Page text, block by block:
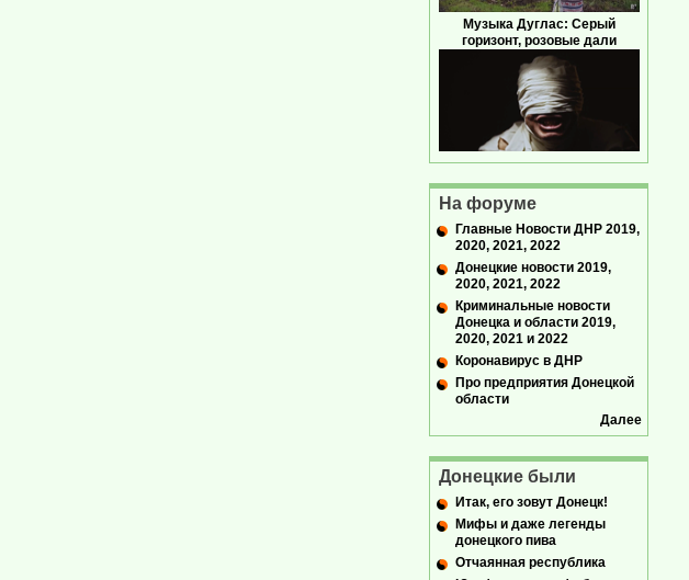
Музыка Дуглас: Серый
горизонт, розовые дали
На форуме
Главные Новости ДНР 2019,
2020, 2021, 2022
Донецкие новости 2019,
2020, 2021, 2022
Криминальные новости
Донецка и области 2019,
2020, 2021 и 2022
Коронавирус в ДНР
Про предприятия Донецкой
области
Далее
Донецкие были
Итак, его зовут Донецк!
Мифы и даже легенды
донецкого пива
Отчаянная республика